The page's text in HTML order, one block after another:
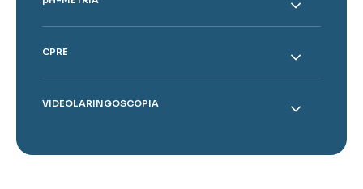
CPRE
VIDEOLARINGOSCOPIA